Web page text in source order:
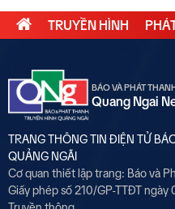
Thế
Họp
thi
Trẻ
TRUYỀN HÌNH
BÁO VÀ PHÁT
Quang Ngai
TRANG THÔNG TIN ĐIỆN TỬ
QUẢNG NGÃI
Cơ quan thiết lập trang: Báo và
Giấy phép số 210/GP-TTĐT